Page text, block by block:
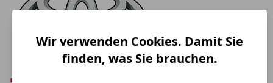
Wir verwenden Cookies. Damit Sie
finden, was Sie brauchen.